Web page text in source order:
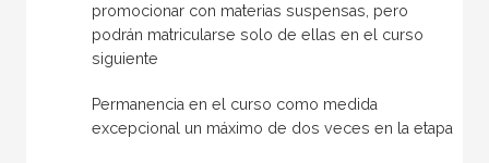
promocionar con materias suspensas, pero
podrán matricularse solo de ellas en el curso
siguiente
Permanencia en el curso como medida
excepcional un máximo de dos veces en la etapa